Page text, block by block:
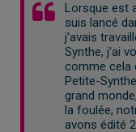
Lorsque est
suis lancé
j'avais
Synthe, j'ai
comme cela
Petite-
grand
la foulée,
avons édité